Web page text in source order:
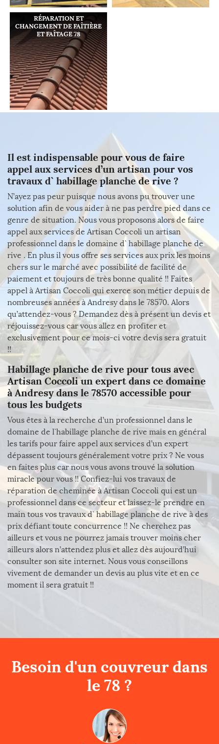
RÉPARATION ET
CHANGEMENT DE FAÎTIÈRE
ET FAÎTAGE 78
Il est indispensable pour vous de faire
appel aux services d’un artisan pour vos
travaux d` habillage planche de rive ?
N’ayez pas peur puisque nous avons pu trouver une
solution afin de vous aider à ne pas perdre pied dans ce
genre de situation. Nous vous proposons alors de faire
appel aux services de Artisan Coccoli un artisan
professionnel dans le domaine d` habillage planche de
rive . En plus il vous offre ses services aux prix les moins
chers sur le marché avec possibilité de facilité de
paiement et toujours de très bonne qualité !! Faites
appel à Artisan Coccoli qui exerce son métier depuis de
nombreuses années à Andresy dans le 78570. Alors
qu’attendez-vous ? Demandez dès à présent un devis et
réjouissez-vous car vous allez en profiter et
exclusivement pour ce mois-ci votre devis sera gratuit
!!
Habillage planche de rive pour tous avec
Artisan Coccoli un expert dans ce domaine
à Andresy dans le 78570 accessible pour
tous les budgets
Vous êtes à la recherche d’un professionnel dans le
domaine de l`habillage planche de rive mais en général
les tarifs pour faire appel aux services d’un expert
dépassent toujours généralement votre prix ? Ne vous
en faites plus car nous vous avons trouvé la solution
miracle pour vous !! Confiez-lui vos travaux de
réparation de cheminée à Artisan Coccoli qui est un
professionnel dans ce secteur et laissez-le prendre en
main tous vos travaux d` habillage planche de rive à des
prix défiant toute concurrence !! Ne cherchez pas
ailleurs et vous ne pourrez jamais trouver moins cher
ailleurs alors n’attendez plus et allez dès aujourd’hui
consulter son site internet. Nous vous conseillons
vivement de demander un devis au plus vite et en ce
moment il sera gratuit !!
Besoin d'un couvreur dans
le 78 ?